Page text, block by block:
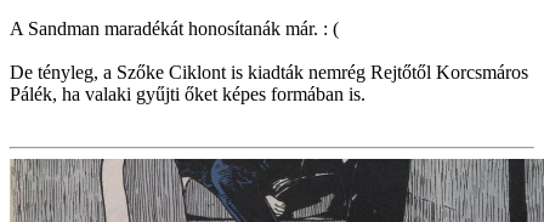
A Sandman maradékát honosítanák már. : (
De tényleg, a Szőke Ciklont is kiadták nemrég Rejtőtől Korcsmáros
Pálék, ha valaki gyűjti őket képes formában is.